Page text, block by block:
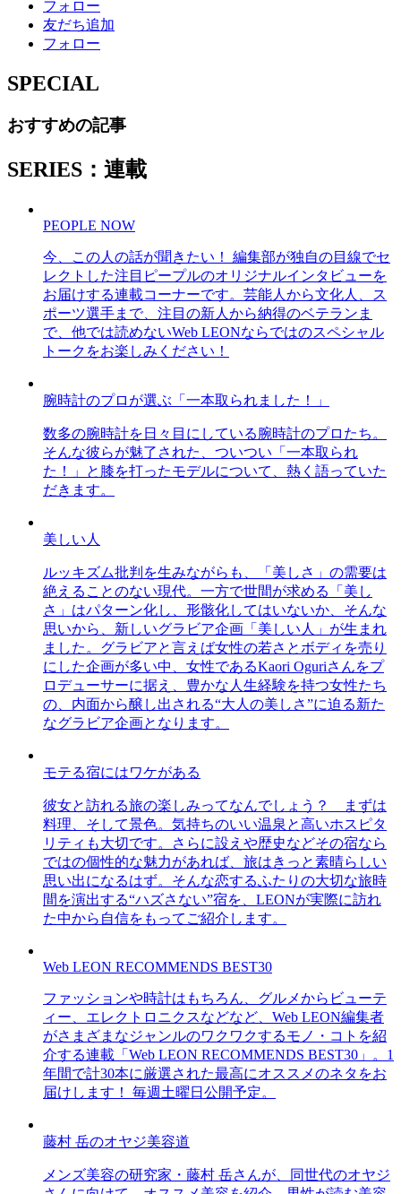
フォロー
友だち追加
フォロー
SPECIAL
おすすめの記事
SERIES：連載
PEOPLE NOW
今、この人の話が聞きたい！ 編集部が独自の目線でセ
レクトした注目ピープルのオリジナルインタビューを
お届けする連載コーナーです。芸能人から文化人、ス
ポーツ選手まで、注目の新人から納得のベテランま
で、他では読めないWeb LEONならではのスペシャル
トークをお楽しみください！
腕時計のプロが選ぶ「一本取られました！」
数多の腕時計を日々目にしている腕時計のプロたち。
そんな彼らが魅了された、ついつい「一本取られ
た！」と膝を打ったモデルについて、熱く語っていた
だきます。
美しい人
ルッキズム批判を生みながらも、「美しさ」の需要は
絶えることのない現代。一方で世間が求める「美し
さ」はパターン化し、形骸化してはいないか、そんな
思いから、新しいグラビア企画「美しい人」が生まれ
ました。グラビアと言えば女性の若さとボディを売り
にした企画が多い中、女性であるKaori Oguriさんをプ
ロデューサーに据え、豊かな人生経験を持つ女性たち
の、内面から醸し出される“大人の美しさ”に迫る新た
なグラビア企画となります。
モテる宿にはワケがある
彼女と訪れる旅の楽しみってなんでしょう？ まずは
料理、そして景色。気持ちのいい温泉と高いホスピタ
リティも大切です。さらに設えや歴史などその宿なら
ではの個性的な魅力があれば、旅はきっと素晴らしい
思い出になるはず。そんな恋するふたりの大切な旅時
間を演出する“ハズさない”宿を、LEONが実際に訪れ
た中から自信をもってご紹介します。
Web LEON RECOMMENDS BEST30
ファッションや時計はもちろん、グルメからビューテ
ィー、エレクトロニクスなどなど、Web LEON編集者
がさまざまなジャンルのワクワクするモノ・コトを紹
介する連載「Web LEON RECOMMENDS BEST30」。1
年間で計30本に厳選された最高にオススメのネタをお
届けします！ 毎週土曜日公開予定。
藤村 岳のオヤジ美容道
メンズ美容の研究家・藤村 岳さんが、同世代のオヤジ